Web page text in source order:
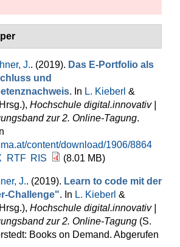
J.. (2019). Das E-Portfolio als
und
. In L. Kieberl &
, Hochschule digital.innovativ |
zur 2. Online-Tagung.
content/download/1906/8864
RTF RIS (8.01 MB)
J.. (2019). Learn to code mit der
Challenge". In L. Kieberl &
, Hochschule digital.innovativ |
zur 2. Online-Tagung (S.
Books on Demand. Abgerufen